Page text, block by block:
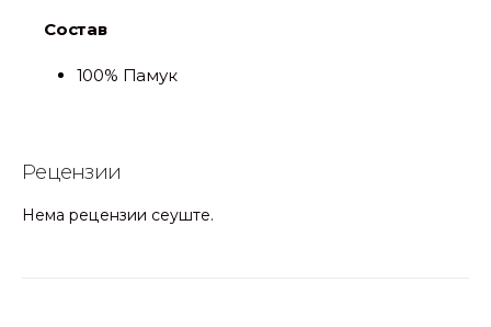
Состав
100% Памук
Рецензии
Нема рецензии сеуште.